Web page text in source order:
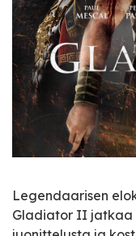
Legendaarisen
Gladiator II jatkaa